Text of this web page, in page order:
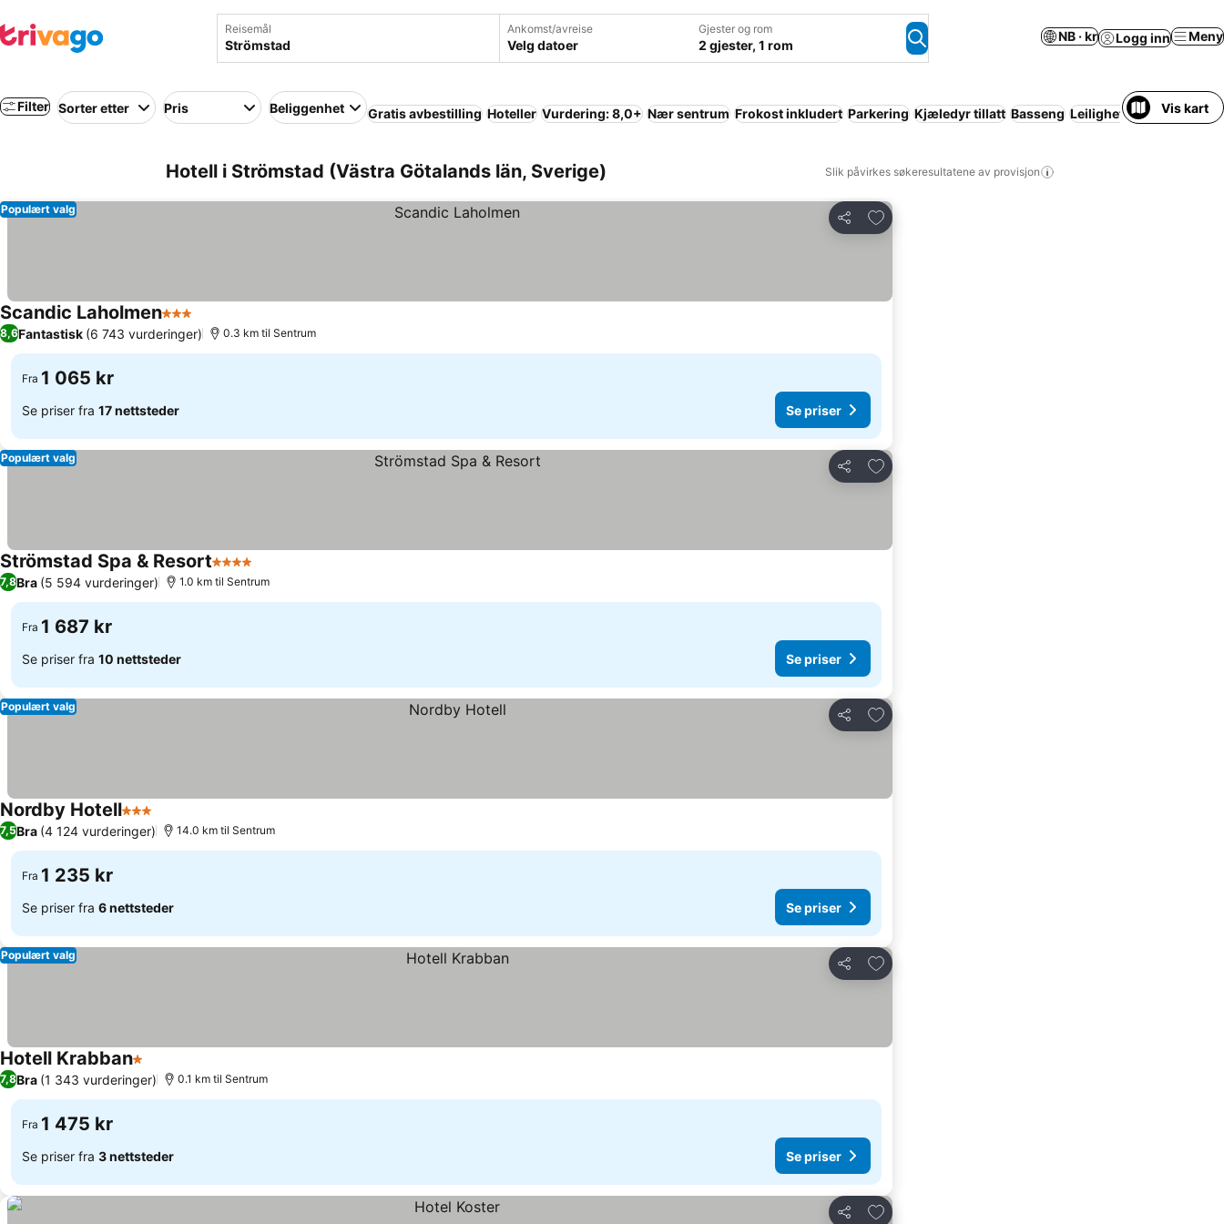
Reisemål Ankomst/avreise
Velg datoer
Gjester og rom
2 gjester, 1 rom
NB · kr Logg inn Meny
Filter Sorter etter Pris Beliggenhet Gratis avbestilling Hoteller Vurdering: 8,0+ Nær sentrum Frokost inkludert Parkering Kjæledyr tillatt Basseng Leilighetshotell Resort
Vis kart
Hotell i Strömstad (Västra Götalands län, Sverige) Slik påvirkes søkeresultatene av provisjon
Del
Legg til i favoritter
Populært valg
Scandic Laholmen3 Stjerner
8,6Fantastisk (6 743 vurderinger) 0.3 km til Sentrum
Fra 1 065 kr
Se priser fra 17 nettsteder Se priser
Del
Legg til i favoritter
Populært valg
Strömstad Spa & Resort4 Stjerner
7,8Bra (5 594 vurderinger) 1.0 km til Sentrum
Fra 1 687 kr
Se priser fra 10 nettsteder Se priser
Del
Legg til i favoritter
Populært valg
Nordby Hotell3 Stjerner
7,5Bra (4 124 vurderinger) 14.0 km til Sentrum
Fra 1 235 kr
Se priser fra 6 nettsteder Se priser
Del
Legg til i favoritter
Populært valg
Hotell Krabban1 Stjerner
7,8Bra (1 343 vurderinger) 0.1 km til Sentrum
Fra 1 475 kr
Se priser fra 3 nettsteder Se priser
Del
Legg til i favoritter